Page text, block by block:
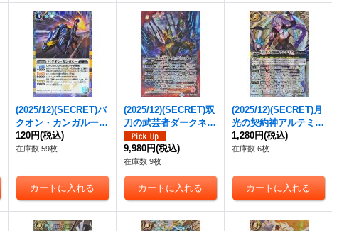
(2025/12)(SECRET)バ
クオン・カンガルー
【R-SEC】{BS72-05
2}《青》
120円(税込)
在庫数 59枚
(2025/12)(SECRET)双
刀の武芸者ダークネ
ス・グリフォン【AX-
SEC】{BS72-AX01}
《赤》
9,980円(税込)
在庫数 9枚
(2025/12)(SECRET)月
光の契約神アルテミス
【契約X-SEC】{BS72
-CX03}《白》
1,280円(税込)
在庫数 6枚